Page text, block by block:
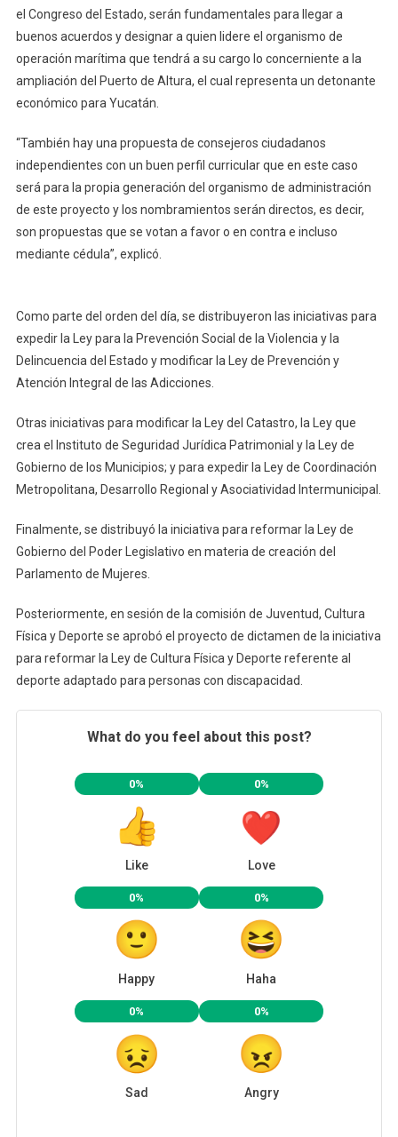
el Congreso del Estado, serán fundamentales para llegar a
buenos acuerdos y designar a quien lidere el organismo de
operación marítima que tendrá a su cargo lo concerniente a la
ampliación del Puerto de Altura, el cual representa un detonante
económico para Yucatán.
“También hay una propuesta de consejeros ciudadanos
independientes con un buen perfil curricular que en este caso
será para la propia generación del organismo de administración
de este proyecto y los nombramientos serán directos, es decir,
son propuestas que se votan a favor o en contra e incluso
mediante cédula”, explicó.
Como parte del orden del día, se distribuyeron las iniciativas para
expedir la Ley para la Prevención Social de la Violencia y la
Delincuencia del Estado y modificar la Ley de Prevención y
Atención Integral de las Adicciones.
Otras iniciativas para modificar la Ley del Catastro, la Ley que
crea el Instituto de Seguridad Jurídica Patrimonial y la Ley de
Gobierno de los Municipios; y para expedir la Ley de Coordinación
Metropolitana, Desarrollo Regional y Asociatividad Intermunicipal.
Finalmente, se distribuyó la iniciativa para reformar la Ley de
Gobierno del Poder Legislativo en materia de creación del
Parlamento de Mujeres.
Posteriormente, en sesión de la comisión de Juventud, Cultura
Física y Deporte se aprobó el proyecto de dictamen de la iniciativa
para reformar la Ley de Cultura Física y Deporte referente al
deporte adaptado para personas con discapacidad.
What do you feel about this post?
0%
Like
0%
Love
0%
Happy
0%
Haha
0%
Sad
0%
Angry